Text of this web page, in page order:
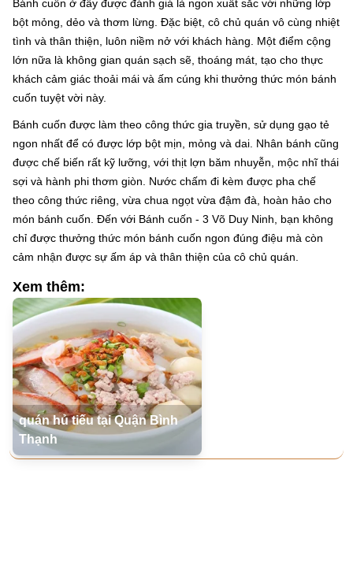
Bánh cuốn ở đây được đánh giá là ngon xuất sắc với những lớp
bột mỏng, dẻo và thơm lừng. Đặc biệt, cô chủ quán vô cùng nhiệt
tình và thân thiện, luôn niềm nở với khách hàng. Một điểm cộng
lớn nữa là không gian quán sạch sẽ, thoáng mát, tạo cho thực
khách cảm giác thoải mái và ấm cúng khi thưởng thức món bánh
cuốn tuyệt vời này.
Bánh cuốn được làm theo công thức gia truyền, sử dụng gạo tẻ
ngon nhất để có được lớp bột mịn, mỏng và dai. Nhân bánh cũng
được chế biến rất kỹ lưỡng, với thịt lợn băm nhuyễn, mộc nhĩ thái
sợi và hành phi thơm giòn. Nước chấm đi kèm được pha chế
theo công thức riêng, vừa chua ngọt vừa đậm đà, hoàn hảo cho
món bánh cuốn. Đến với Bánh cuốn - 3 Võ Duy Ninh, bạn không
chỉ được thưởng thức món bánh cuốn ngon đúng điệu mà còn
cảm nhận được sự ấm áp và thân thiện của cô chủ quán.
Xem thêm:
quán hủ tiếu tại Quận Bình
Thạnh